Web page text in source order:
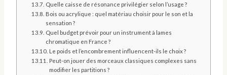
Quelle caisse de résonance privilégier selon l’usage ?
Bois ou acrylique : quel matériau choisir pour le son et la
sensation ?
Quel budget prévoir pour un instrument à lames
chromatique en France ?
Le poids et l’encombrement influencent-ils le choix ?
Peut-on jouer des morceaux classiques complexes sans
modifier les partitions ?